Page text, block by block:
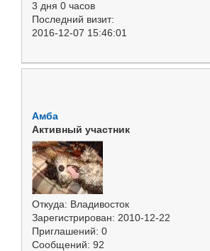
3 дня 0 часов
Последний визит:
2016-12-07 15:46:01
Амба
Активный участник
Откуда: Владивосток
Зарегистрирован: 2010-12-22
Приглашений: 0
Сообщений: 92